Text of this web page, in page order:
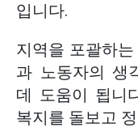
입니다.
지역을 포괄하
과 노동자의 생
데 도움이 됩니
복지를 돌보고